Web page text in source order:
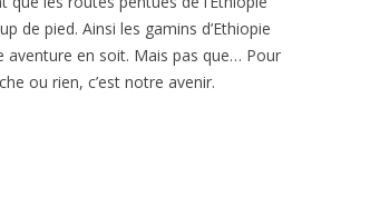
de pied. Ainsi les gamins d’Ethiopie
aventure en soit. Mais pas que… Pour
ou rien, c’est notre avenir.